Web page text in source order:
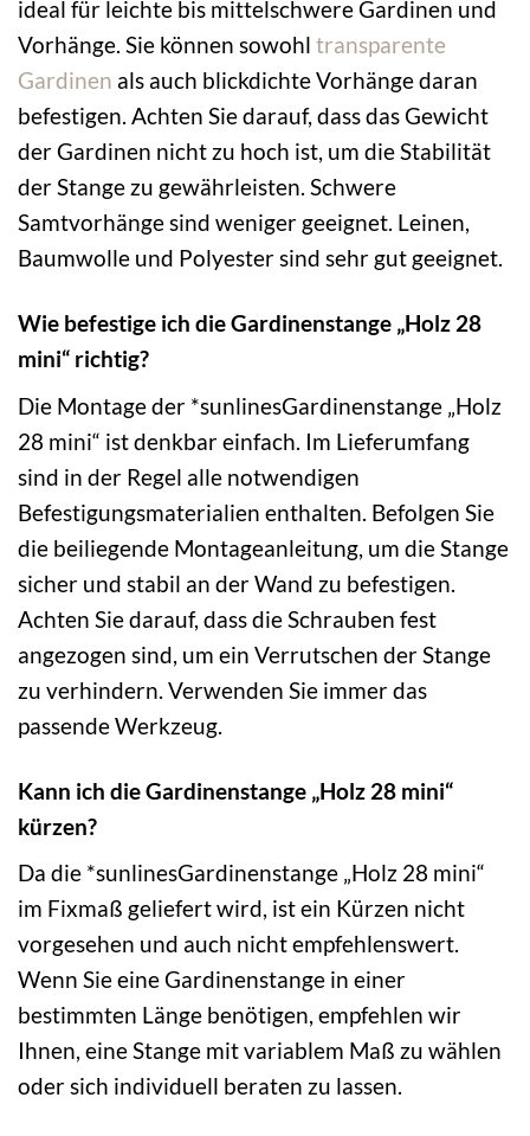
ideal für leichte bis mittelschwere Gardinen und
Vorhänge. Sie können sowohl transparente
Gardinen als auch blickdichte Vorhänge daran
befestigen. Achten Sie darauf, dass das Gewicht
der Gardinen nicht zu hoch ist, um die Stabilität
der Stange zu gewährleisten. Schwere
Samtvorhänge sind weniger geeignet. Leinen,
Baumwolle und Polyester sind sehr gut geeignet.
Wie befestige ich die Gardinenstange „Holz 28
mini“ richtig?
Die Montage der *sunlinesGardinenstange „Holz
28 mini“ ist denkbar einfach. Im Lieferumfang
sind in der Regel alle notwendigen
Befestigungsmaterialien enthalten. Befolgen Sie
die beiliegende Montageanleitung, um die Stange
sicher und stabil an der Wand zu befestigen.
Achten Sie darauf, dass die Schrauben fest
angezogen sind, um ein Verrutschen der Stange
zu verhindern. Verwenden Sie immer das
passende Werkzeug.
Kann ich die Gardinenstange „Holz 28 mini“
kürzen?
Da die *sunlinesGardinenstange „Holz 28 mini“
im Fixmaß geliefert wird, ist ein Kürzen nicht
vorgesehen und auch nicht empfehlenswert.
Wenn Sie eine Gardinenstange in einer
bestimmten Länge benötigen, empfehlen wir
Ihnen, eine Stange mit variablem Maß zu wählen
oder sich individuell beraten zu lassen.